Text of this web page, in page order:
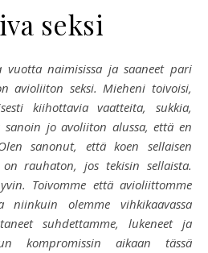
seksi
avioliiton seksi. Mieheni toivoisi,
kiihottavia vaatteita, sukkia,
sanoin jo avoliiton alussa, että en
sanonut, että koen sellaisen
rauhaton, jos tekisin sellaista.
Toivomme että avioliittomme
niinkuin olemme vihkikaavassa
suhdettamme, lukeneet ja
kompromissin aikaan tässä